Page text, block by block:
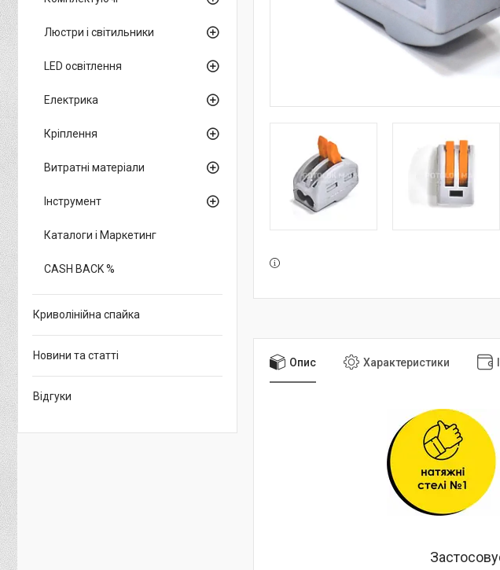
Опис Характеристики
Люстри і світильники
LED освітлення
Електрика
Кріплення
Витратні матеріали
Інструмент
Каталоги і Маркетинг
CASH BACK %
Криволінійна спайка
Новини та статті
Відгуки